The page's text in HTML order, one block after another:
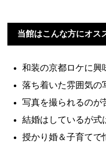
当館はこんな方にオス
和装の京都ロケに興
落ち着いた雰囲気の
写真を撮られるのが
結婚はしているが式
授かり婚＆子育てで